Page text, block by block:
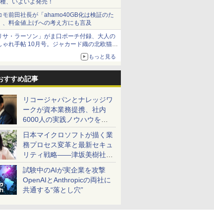
、いよいよ発売！
モ前田社長が「ahamo40GB化は検証のた
、料金値上げへの考え方にも言及
サ・ラーソン」がま口ポーチ付録、大人の
ゃれ手帖 10月号。ジャカード織の北欧猫デ
もっと見る
すすめ記事
リコージャパンとナレッジワ
ークが資本業務提携、社内
6000人の実践ノウハウを生
かした「AI商談記録 for
RICOH」を展開へ
日本マイクロソフトが描く業
務プロセス変革と最新セキュ
リティ戦略――津坂美樹社長
が2027年度戦略を説明
試験中のAIが実企業を攻撃
OpenAIとAnthropicの両社に
共通する“落とし穴”